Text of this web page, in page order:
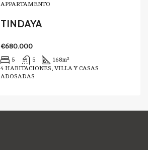
APPARTAMENTO
TINDAYA
€680.000
5 5 168m²
4 HABITACIONES, VILLA Y CASAS
ADOSADAS